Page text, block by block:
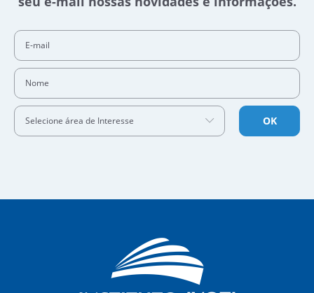
E-mail
Nome
Selecione área de Interesse OK